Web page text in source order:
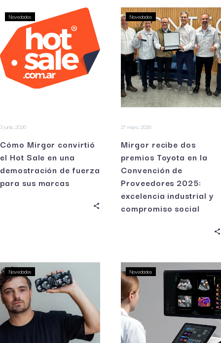
Novedades
3 junio, 2026
Cómo Mirgor convirtió
el Hot Sale en una
demostración de fuerza
para sus marcas
Novedades
27 mayo, 2026
Mirgor recibe dos
premios Toyota en la
Convención de
Proveedores 2025:
excelencia industrial y
compromiso social
Novedades Novedades